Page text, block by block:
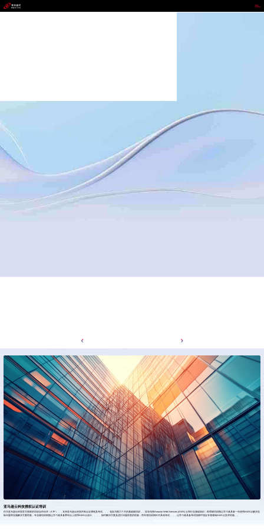
MG冰球突破官网
亚马逊云科技授权认证培训
作为亚马逊云科技官方授权的培训合作伙伴（ATP），，支持亚马逊云科技所有认证课程及考试。。。包括为期六个月的基础级培训，，旨在传授Amazon Web Services (AWS) 云和行业基础知识；助理级培训能让学习者具备一年使用AWS云解决实
际问题和实施解决方案经验；专业级培训则能让学习者具备两年以上使用AWS云设计、、、、操作解决方案及进行问题排查的经验；而专项培训则针对具体考试，，，让学习者具备考试指南中指定专项领域AWS云技术经验。。